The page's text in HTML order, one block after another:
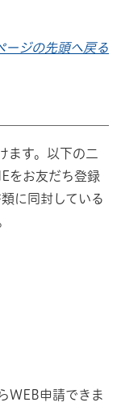
ージの先頭へ戻る
ます。以下の二
をお友だち登録
に同封している
WEB申請できま